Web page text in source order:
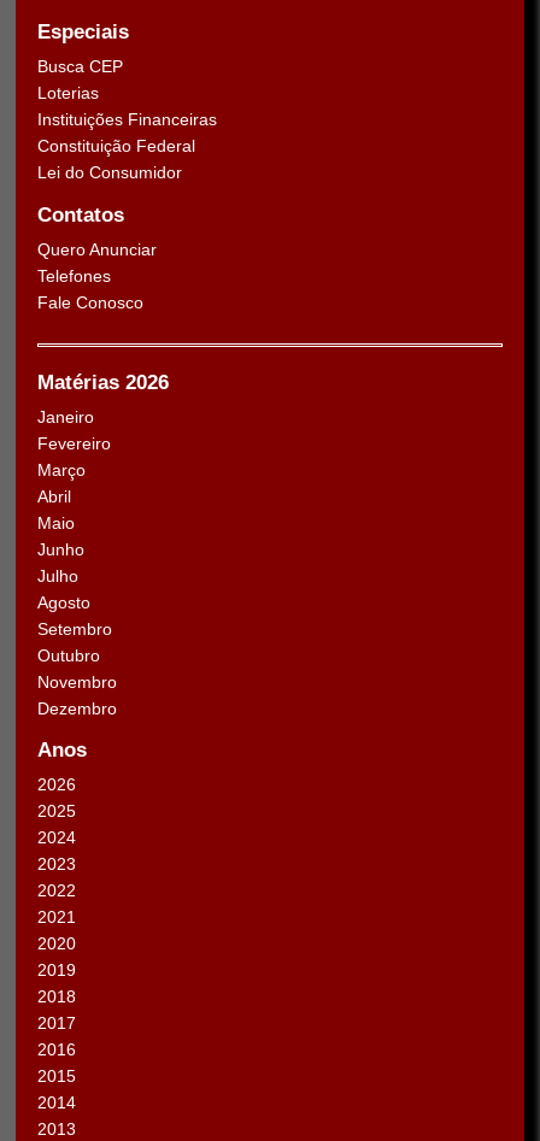
Especiais
Busca CEP
Loterias
Instituições Financeiras
Constituição Federal
Lei do Consumidor
Contatos
Quero Anunciar
Telefones
Fale Conosco
Matérias 2026
Janeiro
Fevereiro
Março
Abril
Maio
Junho
Julho
Agosto
Setembro
Outubro
Novembro
Dezembro
Anos
2026
2025
2024
2023
2022
2021
2020
2019
2018
2017
2016
2015
2014
2013